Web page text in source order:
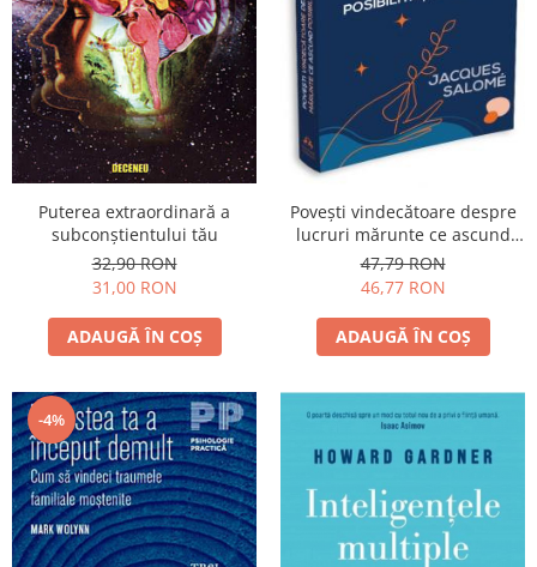
Puterea extraordinară a
subconştientului tău
32,90 RON
31,00 RON
ADAUGĂ ÎN COȘ
Povești vindecătoare despre
lucruri mărunte ce ascund
posibilități infinite
47,79 RON
46,77 RON
ADAUGĂ ÎN COȘ
-4%